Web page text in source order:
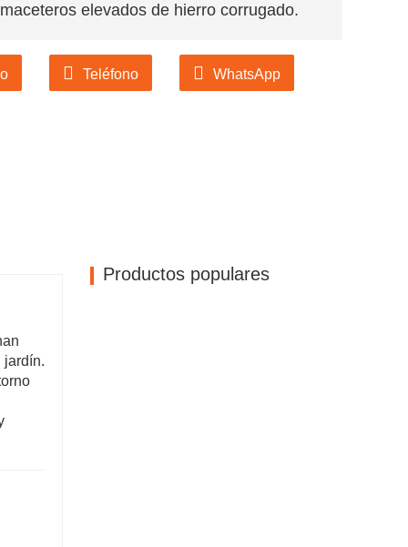
elevados de hierro corrugado.
Teléfono WhatsApp
jardín.
Productos populares